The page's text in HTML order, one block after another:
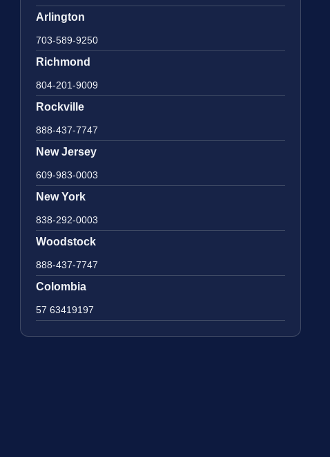
Arlington
703-589-9250
Richmond
804-201-9009
Rockville
888-437-7747
New Jersey
609-983-0003
New York
838-292-0003
Woodstock
888-437-7747
Colombia
57 63419197